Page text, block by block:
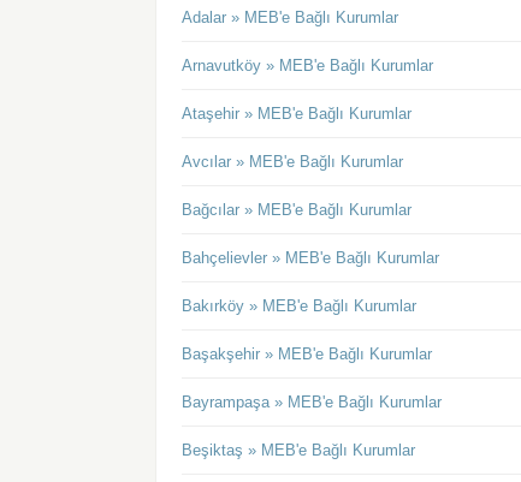
Adalar » MEB'e Bağlı Kurumlar
Arnavutköy » MEB'e Bağlı Kurumlar
Ataşehir » MEB'e Bağlı Kurumlar
Avcılar » MEB'e Bağlı Kurumlar
Bağcılar » MEB'e Bağlı Kurumlar
Bahçelievler » MEB'e Bağlı Kurumlar
Bakırköy » MEB'e Bağlı Kurumlar
Başakşehir » MEB'e Bağlı Kurumlar
Bayrampaşa » MEB'e Bağlı Kurumlar
Beşiktaş » MEB'e Bağlı Kurumlar